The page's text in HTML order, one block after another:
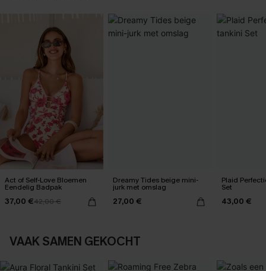
Act of Self-Love Bloemen
Eendelig Badpak
37,00 €42,00 €
Dreamy Tides beige mini-
jurk met omslag
27,00 €
Plaid
Set
43,00 €
VAAK SAMEN GEKOCHT